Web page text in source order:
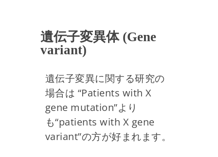
遺伝子変異体 (Gene
variant)
遺伝子変異に関する研究の
場合は “Patients with X
gene mutation”より
も“patients with X gene
variant”の方が好まれます。